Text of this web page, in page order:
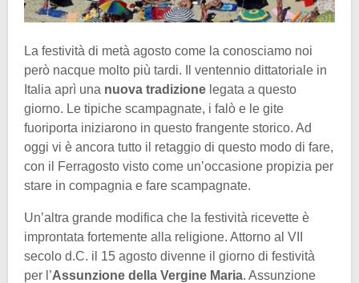
La festività di metà agosto come la conosciamo noi
però nacque molto più tardi. Il ventennio dittatoriale in
Italia aprì una nuova tradizione legata a questo
giorno. Le tipiche scampagnate, i falò e le gite
fuoriporta iniziarono in questo frangente storico. Ad
oggi vi è ancora tutto il retaggio di questo modo di fare,
con il Ferragosto visto come un’occasione propizia per
stare in compagnia e fare scampagnate.
Un’altra grande modifica che la festività ricevette è
improntata fortemente alla religione. Attorno al VII
secolo d.C. il 15 agosto divenne il giorno di festività
per l’Assunzione della Vergine Maria. Assunzione